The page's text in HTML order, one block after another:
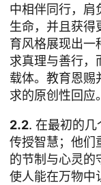
中相伴同行，肩
生命，并且获得
育风格展现出一
求真理与善行，
载体。教育恩赐
求的原创性回应
2.2. 在最初的
传授智慧；他们
的节制与心灵的
使人能在万物中